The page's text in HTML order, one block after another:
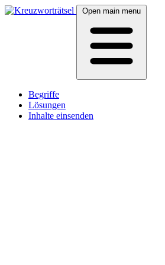
Open main menu
Begriffe
Lösungen
Inhalte einsenden